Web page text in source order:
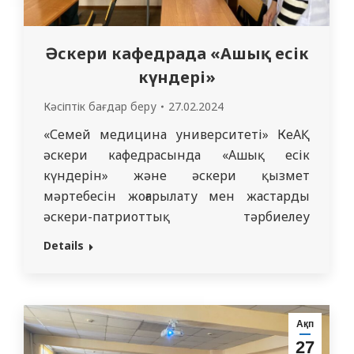
Әскери кафедрада «Ашық есік
күндері»
Кәсіптік бағдар беру 27.02.2024
«Семей медицина университеті» КеАҚ
әскери кафедрасында «Ашық есік
күндерін» және әскери қызмет
мәртебесін жоғарылату мен жастарды
әскери-патриоттық тәрбиелеу
мақсатына бағытталған дөңгелек үстелдер,
«Семей медицина университеті» КеАҚ
студенттерін іріктеу бойынша кәсіптік
Details
Ақп
27